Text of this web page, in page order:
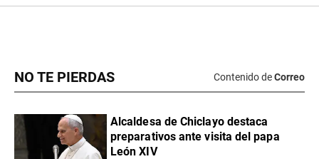
NO TE PIERDAS Contenido deCorreo
Alcaldesa de Chiclayo destaca
preparativos ante visita del papa
León XIV